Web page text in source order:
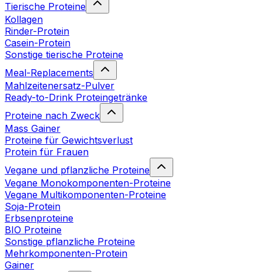
Tierische Proteine
Kollagen
Rinder-Protein
Casein-Protein
Sonstige tierische Proteine
Meal-Replacements
Mahlzeitenersatz-Pulver
Ready-to-Drink Proteingetränke
Proteine nach Zweck
Mass Gainer
Proteine für Gewichtsverlust
Protein für Frauen
Vegane und pflanzliche Proteine
Vegane Monokomponenten-Proteine
Vegane Multikomponenten-Proteine
Soja-Protein
Erbsenproteine
BIO Proteine
Sonstige pflanzliche Proteine
Mehrkomponenten-Protein
Gainer